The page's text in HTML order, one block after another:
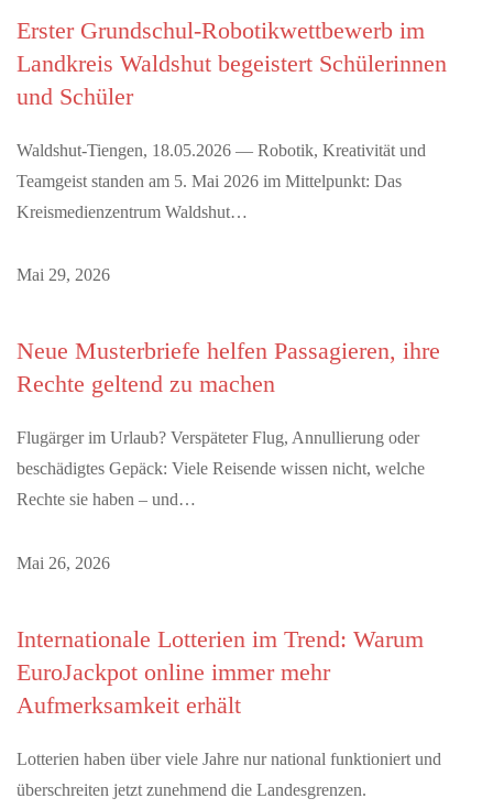
Erster Grundschul-Robotikwettbewerb im
Landkreis Waldshut begeistert Schülerinnen
und Schüler
Waldshut-Tiengen, 18.05.2026 — Robotik, Kreativität und
Teamgeist standen am 5. Mai 2026 im Mittelpunkt: Das
Kreismedienzentrum Waldshut…
Mai 29, 2026
Neue Musterbriefe helfen Passagieren, ihre
Rechte geltend zu machen
Flugärger im Urlaub? Verspäteter Flug, Annullierung oder
beschädigtes Gepäck: Viele Reisende wissen nicht, welche
Rechte sie haben – und…
Mai 26, 2026
Internationale Lotterien im Trend: Warum
EuroJackpot online immer mehr
Aufmerksamkeit erhält
Lotterien haben über viele Jahre nur national funktioniert und
überschreiten jetzt zunehmend die Landesgrenzen.